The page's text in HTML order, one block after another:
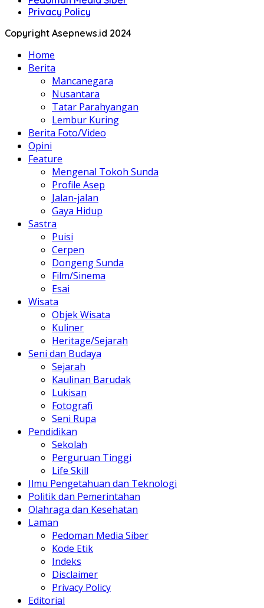
Privacy Policy
Copyright Asepnews.id 2024
Home
Berita
Mancanegara
Nusantara
Tatar Parahyangan
Lembur Kuring
Berita Foto/Video
Opini
Feature
Mengenal Tokoh Sunda
Profile Asep
Jalan-jalan
Gaya Hidup
Sastra
Puisi
Cerpen
Dongeng Sunda
Film/Sinema
Esai
Wisata
Objek Wisata
Kuliner
Heritage/Sejarah
Seni dan Budaya
Sejarah
Kaulinan Barudak
Lukisan
Fotografi
Seni Rupa
Pendidikan
Sekolah
Perguruan Tinggi
Life Skill
Ilmu Pengetahuan dan Teknologi
Politik dan Pemerintahan
Olahraga dan Kesehatan
Laman
Pedoman Media Siber
Kode Etik
Indeks
Disclaimer
Privacy Policy
Editorial